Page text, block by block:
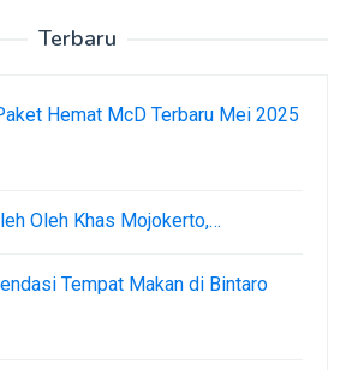
Terbaru
Hemat McD Terbaru Mei 2025
Oleh Khas Mojokerto,…
Tempat Makan di Bintaro